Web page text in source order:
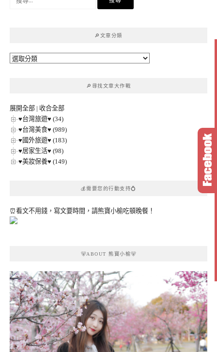
🔎文章分類
🔎
🔎尋找文章大作戰
展開全部 | 收合全部
♥台灣旅遊♥ (34)
♥台灣美食♥ (989)
♥國外旅遊♥ (183)
♥居家生活♥ (98)
♥美妝保養♥ (149)
💰需要您的行動支持💍
⏰看文不用錢，寫文要時間，請熊寶小榆吃頓晚餐！
🐻ABOUT 熊寶小榆🐻